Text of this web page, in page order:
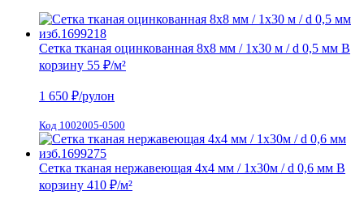
Сетка тканая оцинкованная 8х8 мм / 1х30 м / d 0,5 мм В
корзину 55 ₽/м²
1 650 ₽/рулон
Код 1002005-0500
Сетка тканая нержавеющая 4х4 мм / 1х30м / d 0,6 мм В
корзину 410 ₽/м²